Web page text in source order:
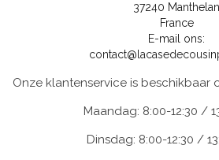
37240 Manthelan
France
E-mail ons:
Onze klantenservice is beschikbaar
Maandag: 8:00-12:30 /
Dinsdag: 8:00-12:30 /